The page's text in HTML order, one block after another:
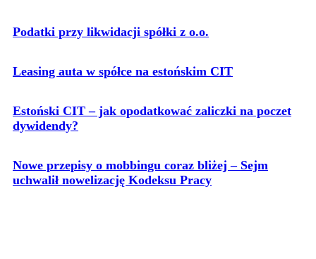
Podatki przy likwidacji spółki z o.o.
Leasing auta w spółce na estońskim CIT
Estoński CIT – jak opodatkować zaliczki na poczet
dywidendy?
Nowe przepisy o mobbingu coraz bliżej – Sejm
uchwalił nowelizację Kodeksu Pracy